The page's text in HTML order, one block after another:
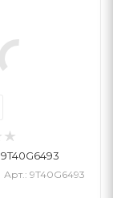
Арт.: 9T40G6493